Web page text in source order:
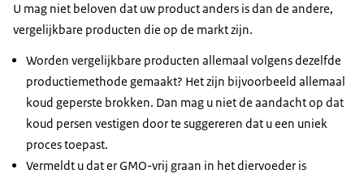
U mag niet beloven dat uw product anders is dan de andere,
vergelijkbare producten die op de markt zijn.
Worden vergelijkbare producten allemaal volgens dezelfde
productiemethode gemaakt? Het zijn bijvoorbeeld allemaal
koud geperste brokken. Dan mag u niet de aandacht op dat
koud persen vestigen door te suggereren dat u een uniek
proces toepast.
Vermeldt u dat er GMO-vrij graan in het diervoeder is